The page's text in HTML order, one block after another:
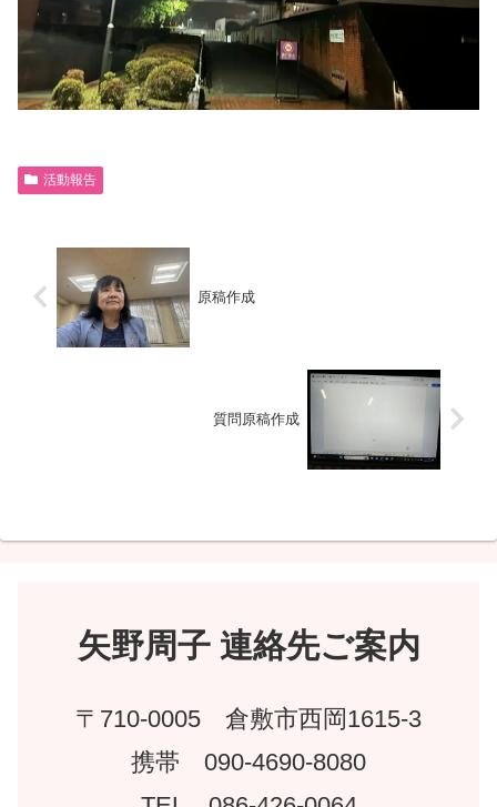
活動報告
原稿作成
質問原稿作成
矢野周子 連絡先ご案内
〒710-0005 倉敷市西岡1615-3
携帯 090-4690-8080